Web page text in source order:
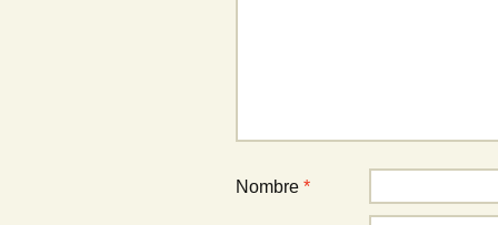
Nombre *